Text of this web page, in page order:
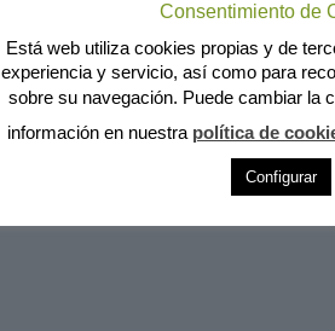
Consentimiento de
Está web utiliza cookies propias y de
experiencia y servicio, así como para
sobre su navegación. Puede cambiar la
información en nuestra política de
Configurar